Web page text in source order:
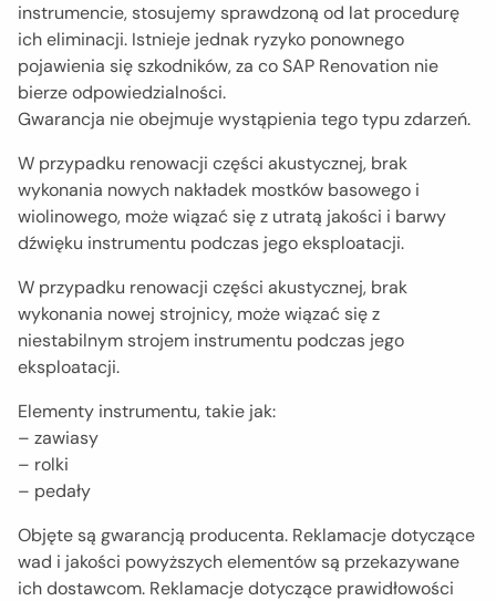
instrumencie, stosujemy sprawdzoną od lat procedurę
ich eliminacji. Istnieje jednak ryzyko ponownego
pojawienia się szkodników, za co SAP Renovation nie
bierze odpowiedzialności.
Gwarancja nie obejmuje wystąpienia tego typu zdarzeń.
W przypadku renowacji części akustycznej, brak
wykonania nowych nakładek mostków basowego i
wiolinowego, może wiązać się z utratą jakości i barwy
dźwięku instrumentu podczas jego eksploatacji.
W przypadku renowacji części akustycznej, brak
wykonania nowej strojnicy, może wiązać się z
niestabilnym strojem instrumentu podczas jego
eksploatacji.
Elementy instrumentu, takie jak:
– zawiasy
– rolki
– pedały
Objęte są gwarancją producenta. Reklamacje dotyczące
wad i jakości powyższych elementów są przekazywane
ich dostawcom. Reklamacje dotyczące prawidłowości